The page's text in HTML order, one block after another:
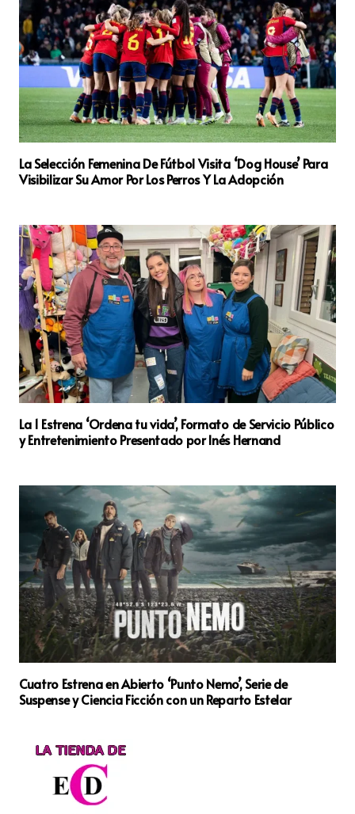
La Selección Femenina De Fútbol Visita ‘Dog House’ Para
Visibilizar Su Amor Por Los Perros Y La Adopción
La 1 Estrena ‘Ordena tu vida’, Formato de Servicio Público
y Entretenimiento Presentado por Inés Hernand
Cuatro Estrena en Abierto ‘Punto Nemo’, Serie de
Suspense y Ciencia Ficción con un Reparto Estelar